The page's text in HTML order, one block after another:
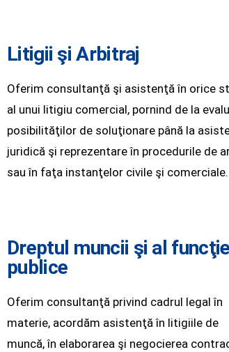
Litigii şi Arbitraj
Oferim consultanţă şi asistenţă în orice
al unui litigiu comercial, pornind de la
posibilităţilor de soluţionare până la
juridică şi reprezentare în procedurile de
sau în faţa instanţelor civile şi comerciale.
Dreptul muncii şi al
publice
Oferim consultanţă privind cadrul legal în
materie, acordăm asistenţă în litigiile de
muncă, în elaborarea şi negocierea